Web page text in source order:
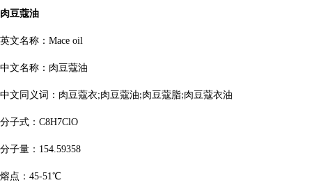
肉豆蔻油
英文名称： Mace oil
中文名称：肉豆蔻油
中文同义词：肉豆蔻衣;肉豆蔻油;肉豆蔻脂;肉豆蔻衣油
分子式： C8H7ClO
分子量： 154.59358
熔点： 45-51℃